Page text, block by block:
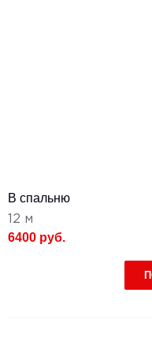
В спальню
12 м
6400 руб.